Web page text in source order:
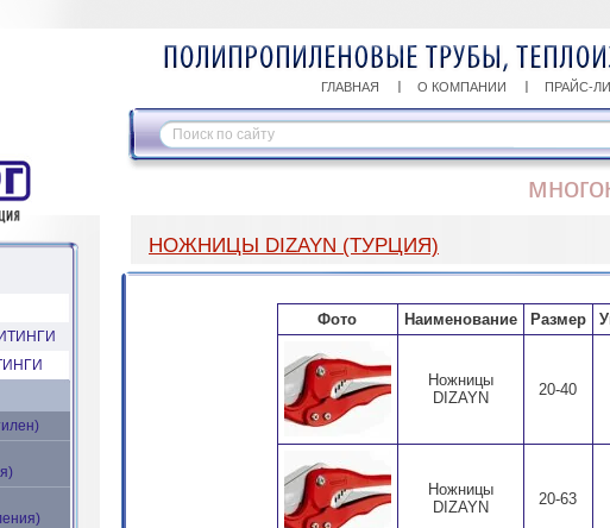
ГЛАВНАЯ О КОМПАНИИ ПРАЙС-
НОЖНИЦЫ DIZAYN (ТУРЦИЯ)
Фото Наименование Размер
Ножницы
DIZAYN
20-40
Ножницы
DIZAYN
20-63